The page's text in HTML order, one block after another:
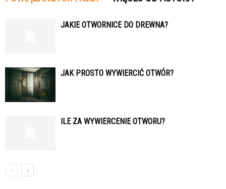
JAKIE OTWORNICE DO DREWNA?
JAK PROSTO WYWIERCIĆ OTWÓR?
ILE ZA WYWIERCENIE OTWORU?